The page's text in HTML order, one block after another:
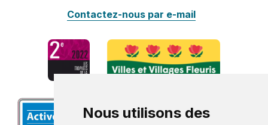
Nous utilisons des
Contactez-nous par e-mail